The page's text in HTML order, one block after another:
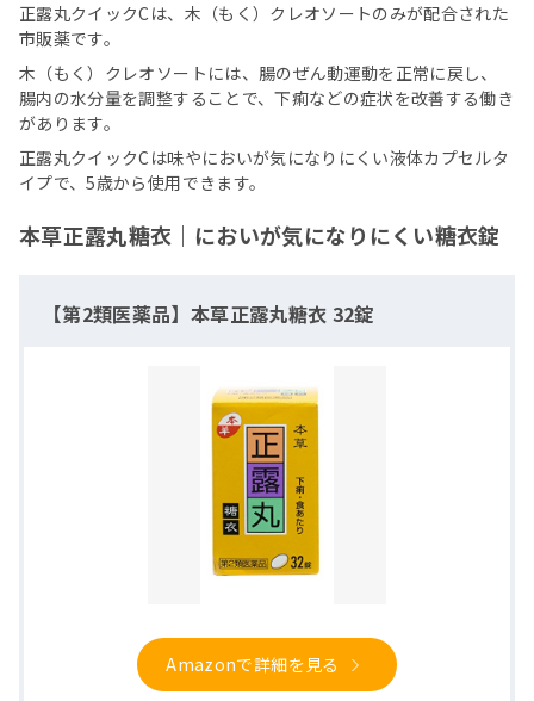
正露丸クイックCは、木（もく）クレオソートのみが配合された
市販薬です。
木（もく）クレオソートには、腸のぜん動運動を正常に戻し、
腸内の水分量を調整することで、下痢などの症状を改善する働き
があります。
正露丸クイックCは味やにおいが気になりにくい液体カプセルタ
イプで、5歳から使用できます。
本草正露丸糖衣｜においが気になりにくい糖衣錠
【第2類医薬品】本草正露丸糖衣 32錠
Amazonで詳細を見る